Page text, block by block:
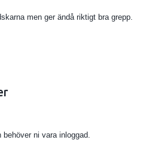
men ger ändå riktigt bra grepp.
ni vara inloggad.